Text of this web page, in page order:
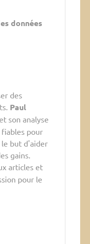
données
des
Paul
son analyse
pour
le but d'aider
gains.
articles et
pour le